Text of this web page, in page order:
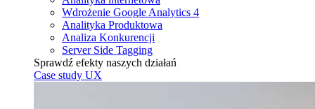
Wdrożenie Google Analytics 4
Analityka Produktowa
Analiza Konkurencji
Server Side Tagging
Sprawdź efekty naszych działań
Case study UX